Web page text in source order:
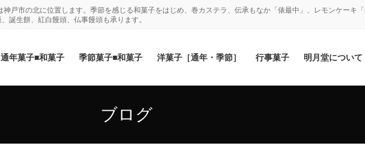
戸市の北に位置します。季節を感じる和菓子をはじめ、巻カステラ、伝承もなか「俵最中」、レモンケーキ
誕生餅、紅白饅頭、仏事饅頭も承ります。
通年菓子■和菓子 季節菓子■和菓子 洋菓子［通年・季節］ 行事菓子 明月堂について
ブログ